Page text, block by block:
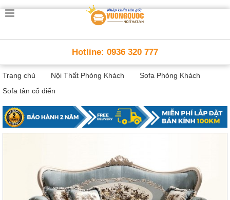
Trang
Thông
Minh
Nội
thất
minh
Nội
Hotline: 0936 320 777
Trang chủ Nội Thất Phòng Khách
Sofa Phòng Khách
Sofa tân cổ điển